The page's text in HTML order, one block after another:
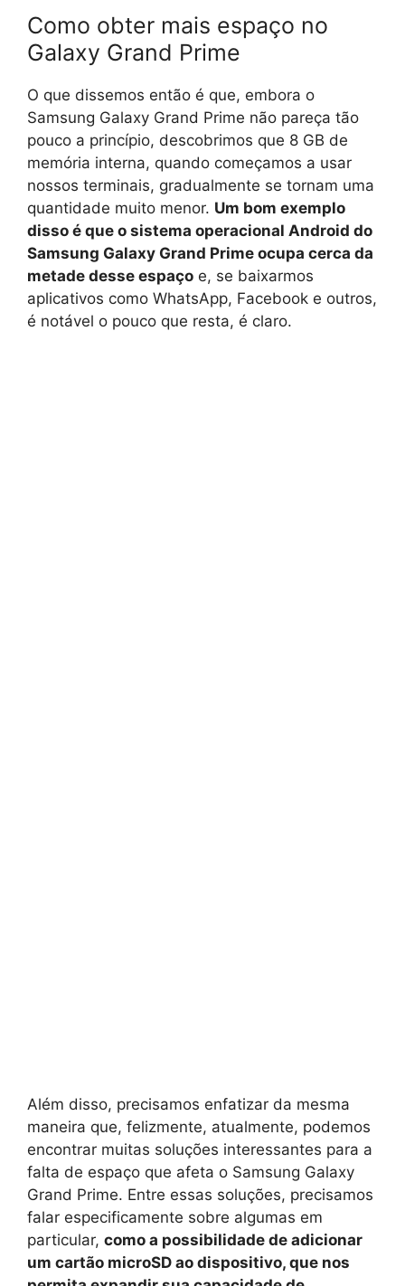
Como obter mais espaço no
Galaxy Grand Prime
O que dissemos então é que, embora o
Samsung Galaxy Grand Prime não pareça tão
pouco a princípio, descobrimos que 8 GB de
memória interna, quando começamos a usar
nossos terminais, gradualmente se tornam uma
quantidade muito menor. Um bom exemplo
disso é que o sistema operacional Android do
Samsung Galaxy Grand Prime ocupa cerca da
metade desse espaço e, se baixarmos
aplicativos como WhatsApp, Facebook e outros,
é notável o pouco que resta, é claro.
Além disso, precisamos enfatizar da mesma
maneira que, felizmente, atualmente, podemos
encontrar muitas soluções interessantes para a
falta de espaço que afeta o Samsung Galaxy
Grand Prime. Entre essas soluções, precisamos
falar especificamente sobre algumas em
particular, como a possibilidade de adicionar
um cartão microSD ao dispositivo, que nos